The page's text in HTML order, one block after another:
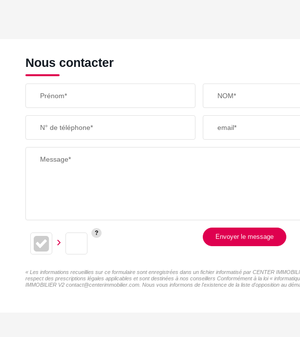
TAXE FONCIÈRE
SUPERFICIE :
RESTAURANTS ET CAFÉS COMMERCES
Nous contacter
Prénom* NOM*
N° de téléphone* email*
Message*
Envoyer le message
« Les informations recueillies sur ce formulaire sont enregistrées dans un fichier informatisé par CENTER
respect des prescriptions légales applicables et sont destinées à nos conseillers Conformément à la loi «
IMMOBILIER V2 contact@centerimmobilier.com. Nous vous informons de l'existence de la liste d'opposition au